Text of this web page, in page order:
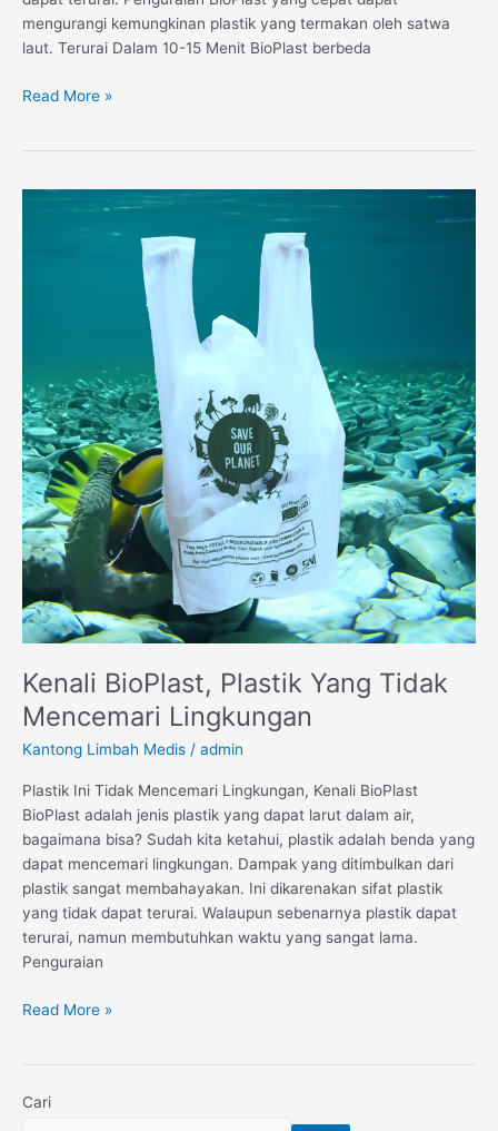
mengurangi kemungkinan plastik yang termakan oleh satwa
laut. Terurai Dalam 10-15 Menit BioPlast berbeda
Read More »
Kenali BioPlast, Plastik Yang Tidak
Mencemari Lingkungan
Kantong Limbah Medis / admin
Plastik Ini Tidak Mencemari Lingkungan, Kenali BioPlast
BioPlast adalah jenis plastik yang dapat larut dalam air,
bagaimana bisa? Sudah kita ketahui, plastik adalah benda yang
dapat mencemari lingkungan. Dampak yang ditimbulkan dari
plastik sangat membahayakan. Ini dikarenakan sifat plastik
yang tidak dapat terurai. Walaupun sebenarnya plastik dapat
terurai, namun membutuhkan waktu yang sangat lama.
Penguraian
Read More »
Cari